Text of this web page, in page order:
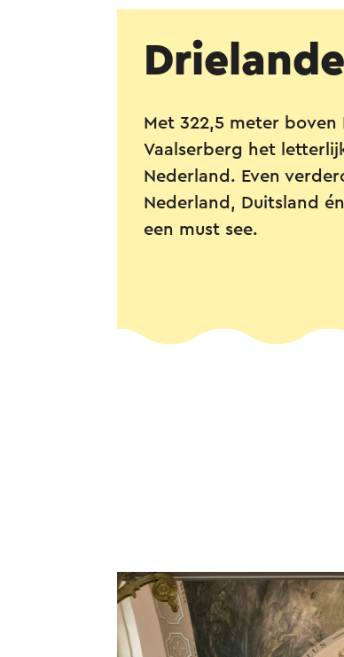
Met 322,5 meter boven
Vaalserberg het
Nederland. Even
Nederland, Duitsland
een must see.